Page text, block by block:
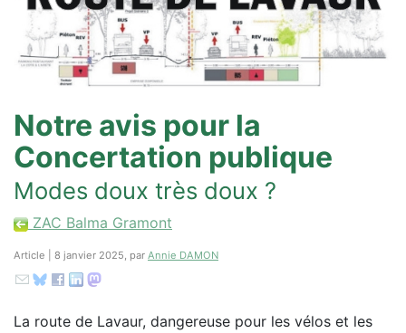
Notre avis pour la
Concertation publique
Modes doux très doux ?
ZAC Balma Gramont
Article | 8 janvier 2025, par Annie DAMON
La route de Lavaur, dangereuse pour les vélos et les